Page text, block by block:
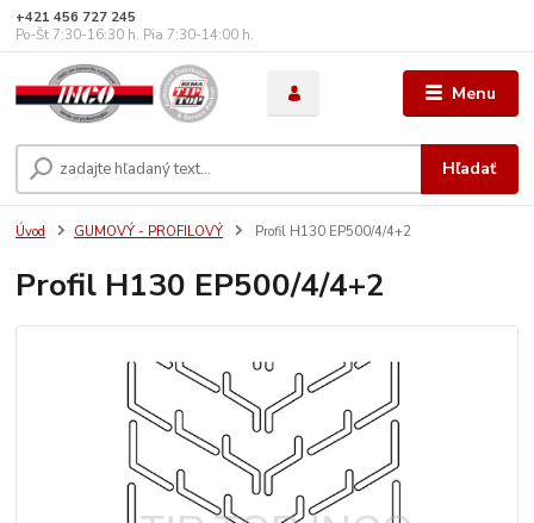
Menu
Hľadať
+421 456 727 245
Po-Št 7:30-16:30 h. Pia 7:30-14:00 h.
Úvod GUMOVÝ - PROFILOVÝ Profil H130 EP500/4/4+2
Profil H130 EP500/4/4+2